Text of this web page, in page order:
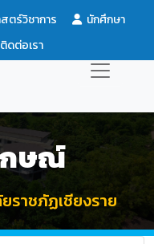
ตร์วิชาการ
นักศึกษา
ติดต่อเรา
ษณ์
ราชภัฏเชียงราย